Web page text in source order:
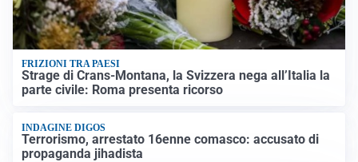
FRIZIONI TRA PAESI
Strage di Crans-Montana, la Svizzera nega all’Italia la
parte civile: Roma presenta ricorso
INDAGINE DIGOS
Terrorismo, arrestato 16enne comasco: accusato di
propaganda jihadista